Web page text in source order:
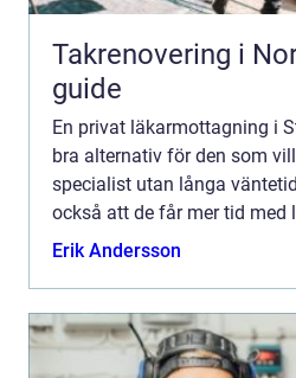
Takrenovering i
guide
En privat läkarmottagning i
bra alternativ för den som
specialist utan långa
också att de får mer tid med
kontinuitet och bättre
Erik Andersson